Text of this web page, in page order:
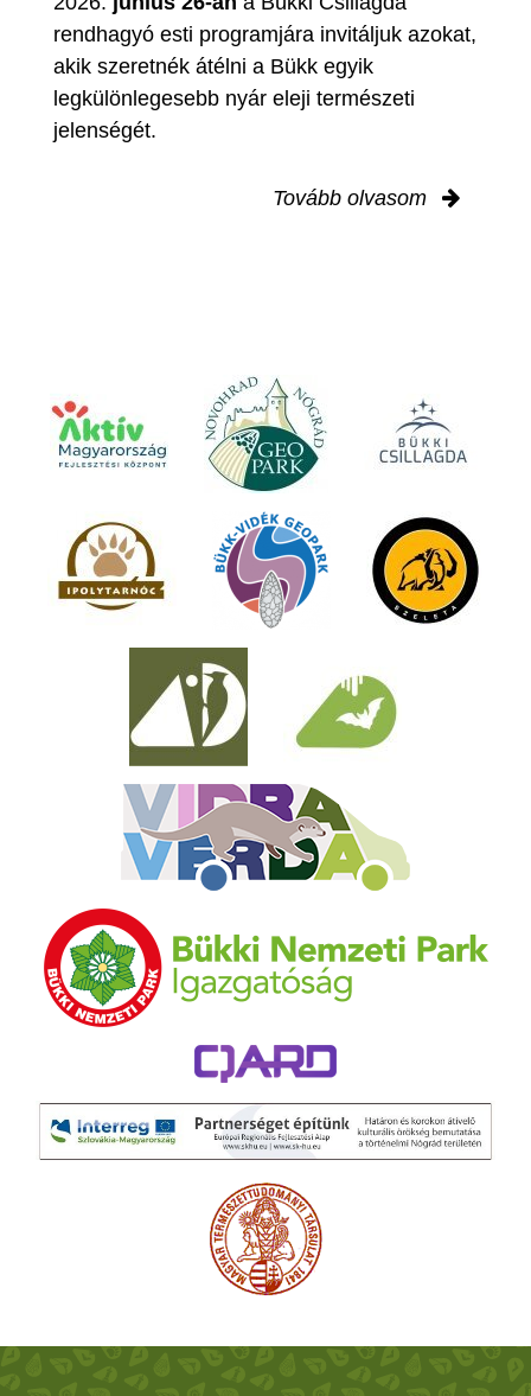
rendhagyó esti programjára invitáljuk azokat,
akik szeretnék átélni a Bükk egyik
legkülönlegesebb nyár eleji természeti
jelenségét.
Tovább olvasom